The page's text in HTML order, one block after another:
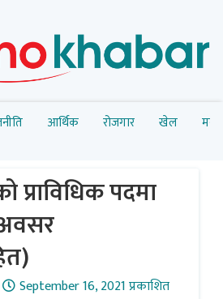
आर्थिक रोजगार खेल
प्राविधिक पदमा
September 16, 2021 प्रकाशित